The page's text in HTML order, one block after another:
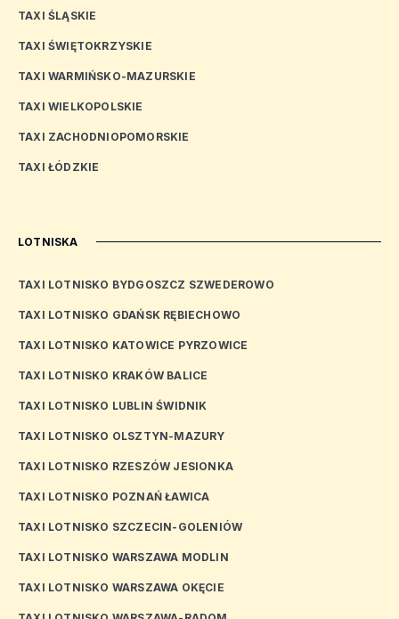
TAXI ŚLĄSKIE
TAXI ŚWIĘTOKRZYSKIE
TAXI WARMIŃSKO-MAZURSKIE
TAXI WIELKOPOLSKIE
TAXI ZACHODNIOPOMORSKIE
TAXI ŁÓDZKIE
LOTNISKA
TAXI LOTNISKO BYDGOSZCZ SZWEDEROWO
TAXI LOTNISKO GDAŃSK RĘBIECHOWO
TAXI LOTNISKO KATOWICE PYRZOWICE
TAXI LOTNISKO KRAKÓW BALICE
TAXI LOTNISKO LUBLIN ŚWIDNIK
TAXI LOTNISKO OLSZTYN-MAZURY
TAXI LOTNISKO RZESZÓW JESIONKA
TAXI LOTNISKO POZNAŃ ŁAWICA
TAXI LOTNISKO SZCZECIN-GOLENIÓW
TAXI LOTNISKO WARSZAWA MODLIN
TAXI LOTNISKO WARSZAWA OKĘCIE